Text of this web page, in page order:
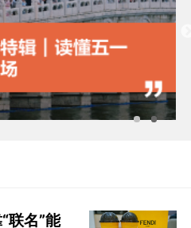
联名”能